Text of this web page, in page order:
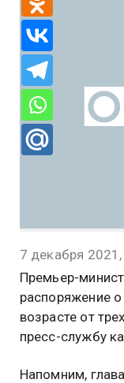
7 декабря
Премьер-
распоряжение
возрасте от
пресс-службу
Напомним,